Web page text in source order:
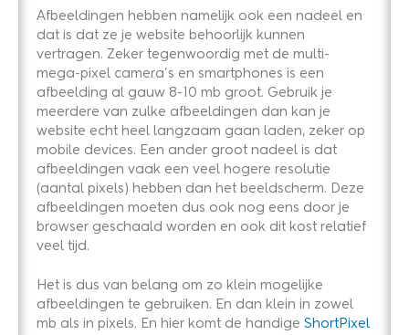
Afbeeldingen hebben namelijk ook een nadeel en
dat is dat ze je website behoorlijk kunnen
vertragen. Zeker tegenwoordig met de multi-
mega-pixel camera’s en smartphones is een
afbeelding al gauw 8-10 mb groot. Gebruik je
meerdere van zulke afbeeldingen dan kan je
website echt heel langzaam gaan laden, zeker op
mobile devices. Een ander groot nadeel is dat
afbeeldingen vaak een veel hogere resolutie
(aantal pixels) hebben dan het beeldscherm. Deze
afbeeldingen moeten dus ook nog eens door je
browser geschaald worden en ook dit kost relatief
veel tijd.
Het is dus van belang om zo klein mogelijke
afbeeldingen te gebruiken. En dan klein in zowel
mb als in pixels. En hier komt de handige ShortPixel